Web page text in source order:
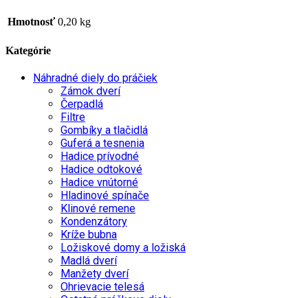
Hmotnosť 0,20 kg
Kategórie
Náhradné diely do práčiek
Zámok dverí
Čerpadlá
Filtre
Gombíky a tlačidlá
Guferá a tesnenia
Hadice prívodné
Hadice odtokové
Hadice vnútorné
Hladinové spínače
Klinové remene
Kondenzátory
Kríže bubna
Ložiskové domy a ložiská
Madlá dverí
Manžety dverí
Ohrievacie telesá